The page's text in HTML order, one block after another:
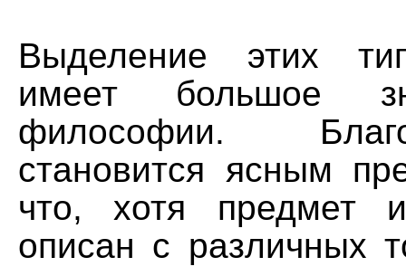
Выделение этих
имеет большое
философии.
становится ясным
что, хотя предмет
описан с различных